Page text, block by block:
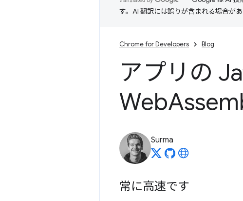
す。AI 翻訳には誤りが含まれる場合があ
Chrome for Developers Blog
アプリの
Web
Surma
常に高速です